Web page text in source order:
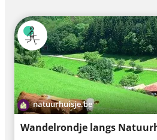
natuurhuisje.be